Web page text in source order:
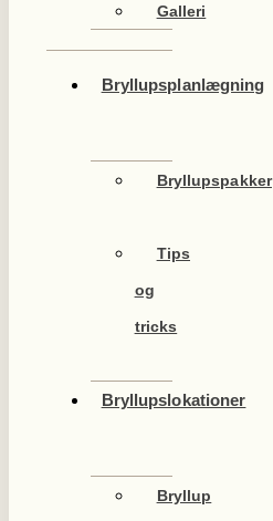
Galleri
Bryllupsplanlægning
Bryllupspakker
Tips
og
tricks
Bryllupslokationer
Bryllup